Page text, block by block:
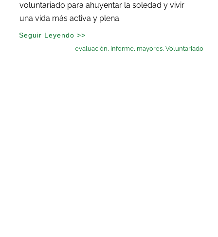
voluntariado para ahuyentar la soledad y vivir
una vida más activa y plena.
Seguir Leyendo >>
evaluación, informe, mayores,Voluntariado